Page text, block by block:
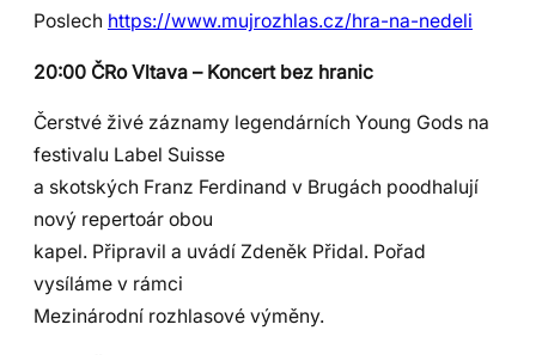
Poslech https://www.mujrozhlas.cz/hra-na-nedeli
20:00 ČRo Vltava – Koncert bez hranic
Čerstvé živé záznamy legendárních Young Gods na
festivalu Label Suisse
a skotských Franz Ferdinand v Brugách poodhalují
nový repertoár obou
kapel. Připravil a uvádí Zdeněk Přidal. Pořad
vysíláme v rámci
Mezinárodní rozhlasové výměny.